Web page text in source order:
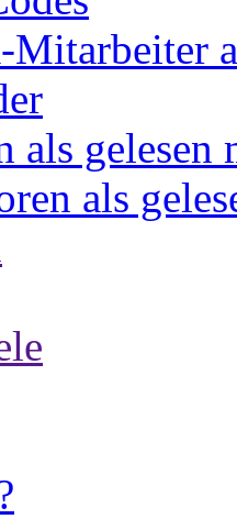
Mitarbeiter
als gelesen
als